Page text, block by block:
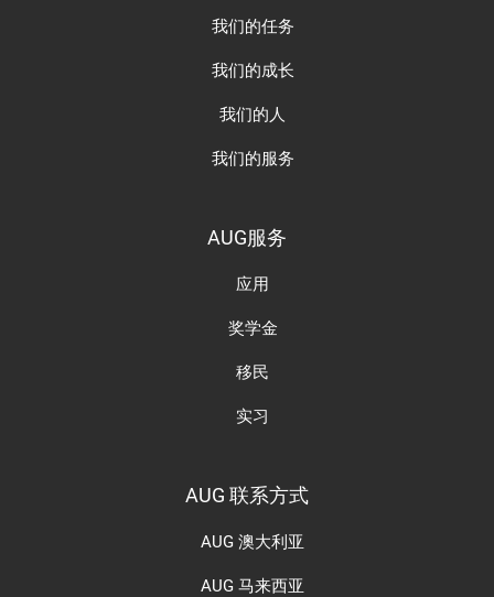
我们的任务
我们的成长
我们的人
我们的服务
AUG服务
应用
奖学金
移民
实习
AUG 联系方式
AUG 澳大利亚
AUG 马来西亚